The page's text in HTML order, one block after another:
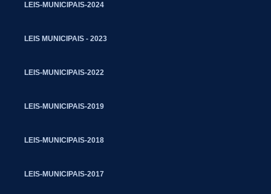
LEIS-MUNICIPAIS-2024
LEIS MUNICIPAIS - 2023
LEIS-MUNICIPAIS-2022
LEIS-MUNICIPAIS-2019
LEIS-MUNICIPAIS-2018
LEIS-MUNICIPAIS-2017